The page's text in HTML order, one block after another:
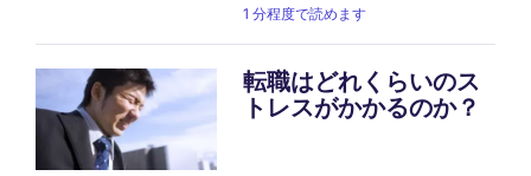
1 分程度で読めます
転職はどれくらいのス
トレスがかかるのか？